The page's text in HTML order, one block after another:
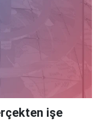
işe